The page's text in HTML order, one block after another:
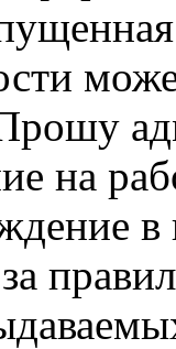
на
в
за